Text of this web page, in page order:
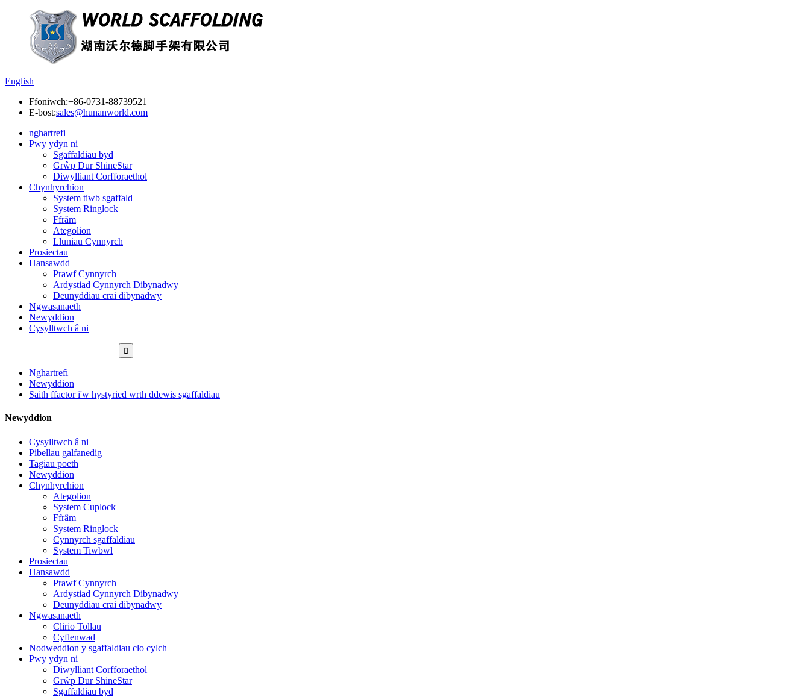
English
Ffoniwch:+86-0731-88739521
E-bost:sales@hunanworld.com
nghartrefi
Pwy ydyn ni
Sgaffaldiau byd
Grŵp Dur ShineStar
Diwylliant Corfforaethol
Chynhyrchion
System tiwb sgaffald
System Ringlock
Ffrâm
Ategolion
Lluniau Cynnyrch
Prosiectau
Hansawdd
Prawf Cynnyrch
Ardystiad Cynnyrch Dibynadwy
Deunyddiau crai dibynadwy
Ngwasanaeth
Newyddion
Cysylltwch â ni
Nghartrefi
Newyddion
Saith ffactor i'w hystyried wrth ddewis sgaffaldiau
Newyddion
Cysylltwch â ni
Pibellau galfanedig
Tagiau poeth
Newyddion
Chynhyrchion
Ategolion
System Cuplock
Ffrâm
System Ringlock
Cynnyrch sgaffaldiau
System Tiwbwl
Prosiectau
Hansawdd
Prawf Cynnyrch
Ardystiad Cynnyrch Dibynadwy
Deunyddiau crai dibynadwy
Ngwasanaeth
Clirio Tollau
Cyflenwad
Nodweddion y sgaffaldiau clo cylch
Pwy ydyn ni
Diwylliant Corfforaethol
Grŵp Dur ShineStar
Sgaffaldiau byd